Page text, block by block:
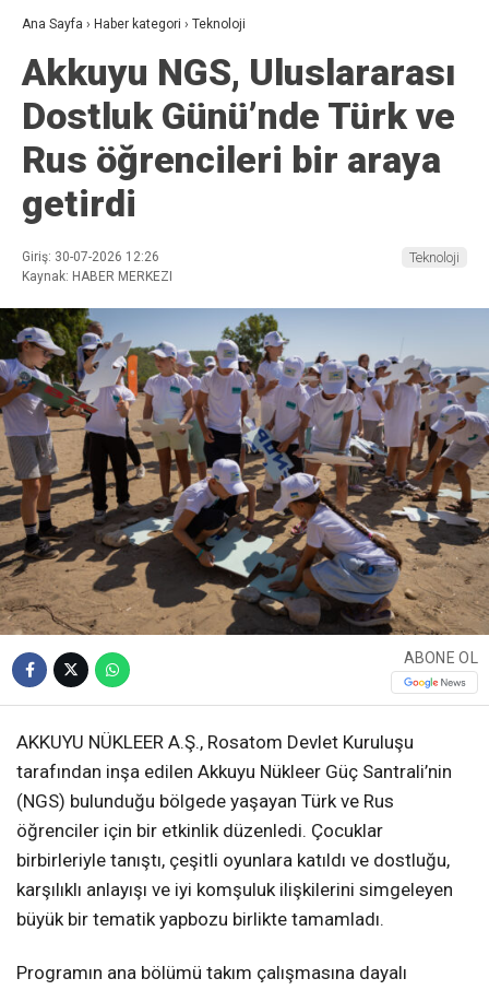
Ana Sayfa › Haber kategori › Teknoloji
Akkuyu NGS, Uluslararası
Dostluk Günü’nde Türk ve
Rus öğrencileri bir araya
getirdi
Giriş: 30-07-2026 12:26
Kaynak: HABER MERKEZI
Teknoloji
ABONE OL
AKKUYU NÜKLEER A.Ş., Rosatom Devlet Kuruluşu
tarafından inşa edilen Akkuyu Nükleer Güç Santrali’nin
(NGS) bulunduğu bölgede yaşayan Türk ve Rus
öğrenciler için bir etkinlik düzenledi. Çocuklar
birbirleriyle tanıştı, çeşitli oyunlara katıldı ve dostluğu,
karşılıklı anlayışı ve iyi komşuluk ilişkilerini simgeleyen
büyük bir tematik yapbozu birlikte tamamladı.
Programın ana bölümü takım çalışmasına dayalı